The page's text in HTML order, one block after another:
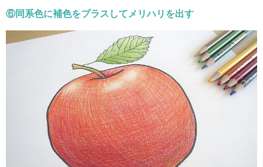
⑥同系色に補色をプラスしてメリハリを出す